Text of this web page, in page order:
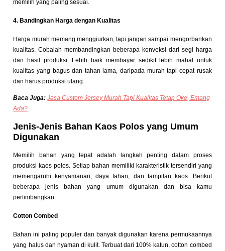
memilih yang paling sesuai.
4. Bandingkan Harga dengan Kualitas
Harga murah memang menggiurkan, tapi jangan sampai mengorbankan
kualitas. Cobalah membandingkan beberapa konveksi dari segi harga
dan hasil produksi. Lebih baik membayar sedikit lebih mahal untuk
kualitas yang bagus dan tahan lama, daripada murah tapi cepat rusak
dan harus produksi ulang.
Baca Juga: Jasa Custom Jersey Murah Tapi Kualitas Tetap Oke, Emang
Ada?
Jenis-Jenis Bahan Kaos Polos yang Umum
Digunakan
Memilih bahan yang tepat adalah langkah penting dalam proses
produksi kaos polos. Setiap bahan memiliki karakteristik tersendiri yang
memengaruhi kenyamanan, daya tahan, dan tampilan kaos. Berikut
beberapa jenis bahan yang umum digunakan dan bisa kamu
pertimbangkan:
Cotton Combed
Bahan ini paling populer dan banyak digunakan karena permukaannya
yang halus dan nyaman di kulit. Terbuat dari 100% katun, cotton combed